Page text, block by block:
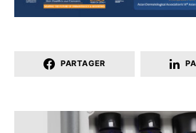
PARTAGER